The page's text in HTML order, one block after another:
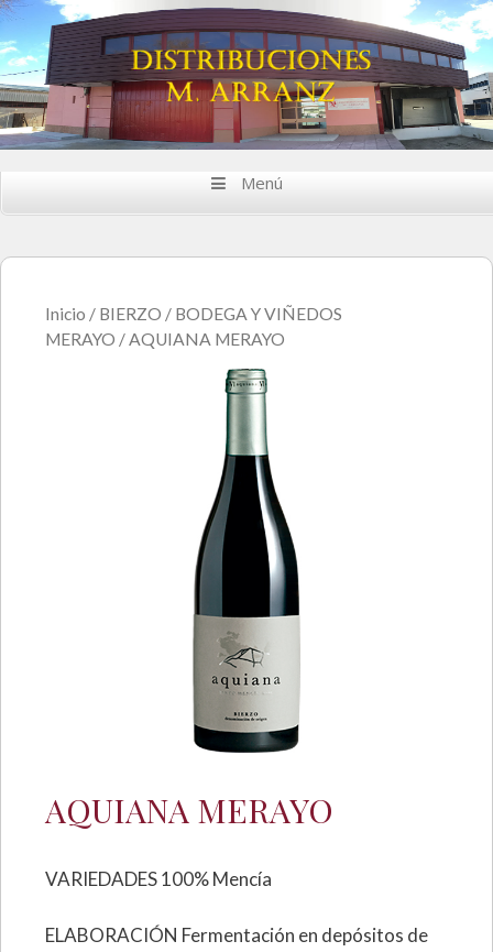
Saltar al contenido
Menú
Inicio / BIERZO / BODEGA Y VIÑEDOS
MERAYO / AQUIANA MERAYO
AQUIANA MERAYO
VARIEDADES 100% Mencía
ELABORACIÓN Fermentación en depósitos de